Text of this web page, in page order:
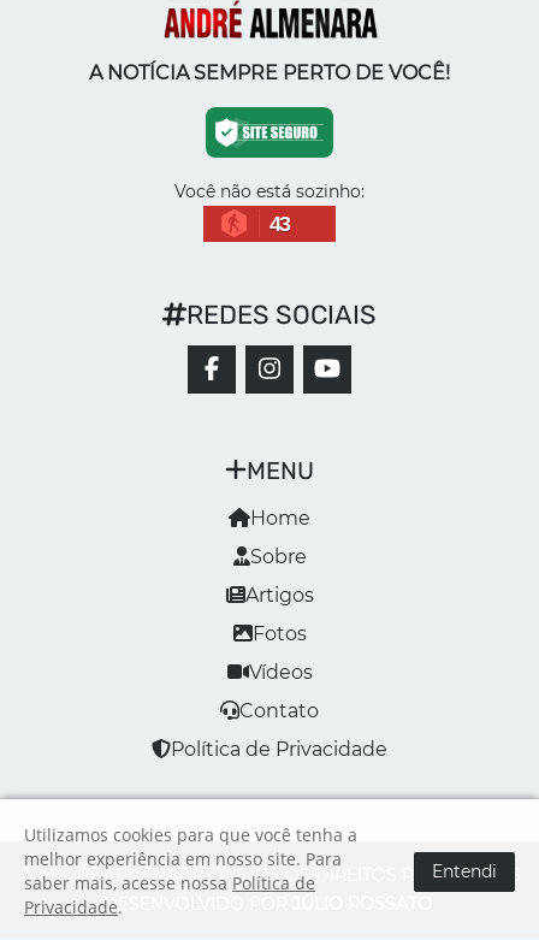
A NOTÍCIA SEMPRE PERTO DE VOCÊ!
Você não está sozinho:
43
MENU
Home
Sobre
Artigos
Fotos
Vídeos
Contato
Política de Privacidade
REDES SOCIAIS
© ANDRÉ ALMENARA | TODOS OS DIREITOS RESERVADOS
DESENVOLVIDO POR
Utilizamos cookies para que você tenha a
melhor experiência em nosso site. Para
saber mais, acesse nossa Política de
Privacidade.
Entendi